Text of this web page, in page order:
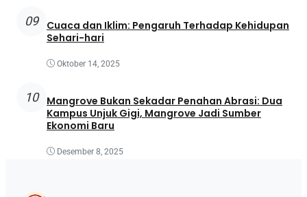
09
Cuaca dan Iklim: Pengaruh Terhadap Kehidupan
Sehari-hari
Oktober 14, 2025
10
Mangrove Bukan Sekadar Penahan Abrasi: Dua
Kampus Unjuk Gigi, Mangrove Jadi Sumber
Ekonomi Baru
Desember 8, 2025